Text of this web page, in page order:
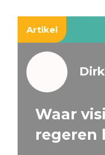
Artikel
Waar
regeren